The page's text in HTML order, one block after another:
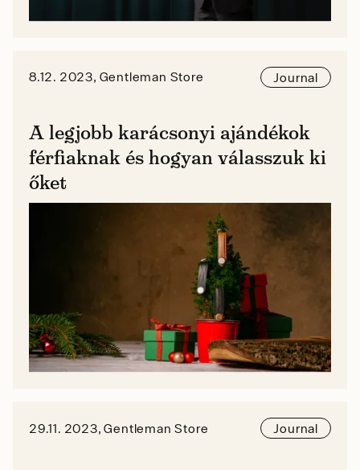
8.12. 2023, Gentleman Store Journal
A legjobb karácsonyi ajándékok
férfiaknak és hogyan válasszuk ki
őket
29.11. 2023, Gentleman Store Journal